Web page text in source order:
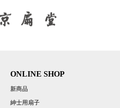
ONLINE SHOP
新商品
紳士用扇子